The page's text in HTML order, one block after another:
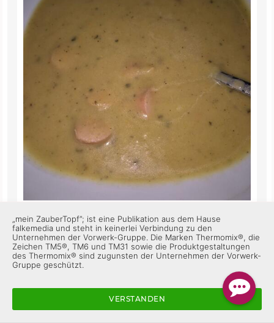
Heute getestet und für gut befunden 😊
ZauberTopf Club-Team
Super, das freut mich sehr! 😊 Schön, dass es dir
geschmeckt hat 😋
„mein ZauberTopf”; ist eine Publikation aus dem Hause
falkemedia und steht in keinerlei Verbindung zu den
Unternehmen der Vorwerk-Gruppe. Die Marken Thermomix®, die
Zeichen TM5®, TM6 und TM31 sowie die Produktgestaltungen
des Thermomix® sind zugunsten der Unternehmen der Vorwerk-
Gruppe geschützt.
VERSTANDEN